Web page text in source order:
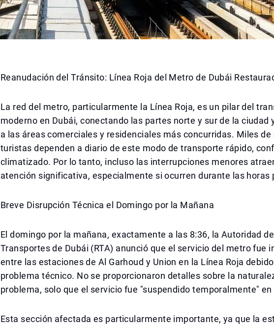
Reanudación del Tránsito: Línea Roja del Metro de Dubái
La red del metro, particularmente la Línea Roja, es un pilar del
moderno en Dubái, conectando las partes norte y sur de la ciudad
a las áreas comerciales y residenciales más concurridas. Miles
turistas dependen a diario de este modo de transporte rápido,
climatizado. Por lo tanto, incluso las interrupciones menores
atención significativa, especialmente si ocurren durante las horas
Breve Disrupción Técnica el Domingo por la Mañana
El domingo por la mañana, exactamente a las 8:36, la Autoridad
Transportes de Dubái (RTA) anunció que el servicio del metro fue
entre las estaciones de Al Garhoud y Union en la Línea Roja
problema técnico. No se proporcionaron detalles sobre la
problema, solo que el servicio fue "suspendido temporalmente"
Esta sección afectada es particularmente importante, ya que la